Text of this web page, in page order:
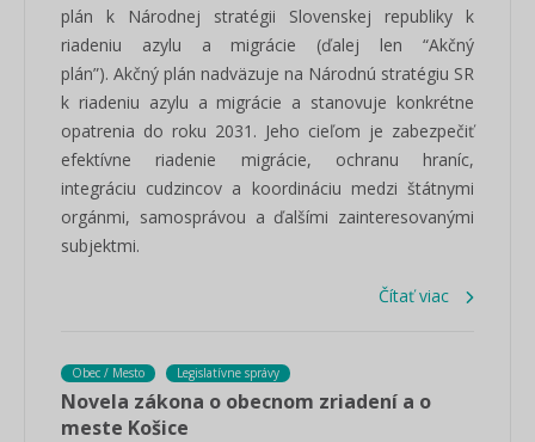
plán k Národnej stratégii Slovenskej republiky k
riadeniu azylu a migrácie (ďalej len “Akčný
plán”). Akčný plán nadväzuje na Národnú stratégiu SR
k riadeniu azylu a migrácie a stanovuje konkrétne
opatrenia do roku 2031. Jeho cieľom je zabezpečiť
efektívne riadenie migrácie, ochranu hraníc,
integráciu cudzincov a koordináciu medzi štátnymi
orgánmi, samosprávou a ďalšími zainteresovanými
subjektmi.
Čítať viac
Obec / Mesto Legislatívne správy
Novela zákona o obecnom zriadení a o
meste Košice